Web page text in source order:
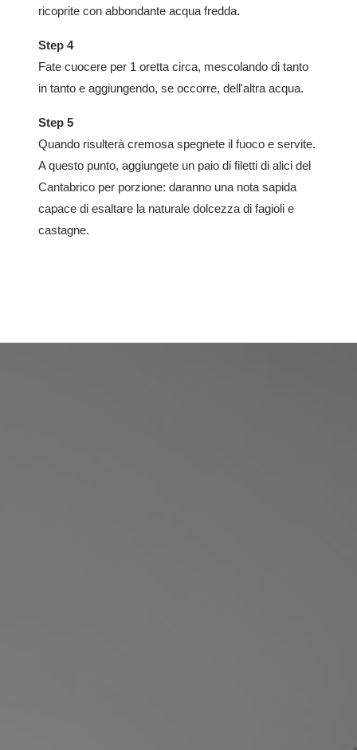
ricoprite con abbondante acqua fredda.
Step 4
Fate cuocere per 1 oretta circa, mescolando di tanto
in tanto e aggiungendo, se occorre, dell'altra acqua.
Step 5
Quando risulterà cremosa spegnete il fuoco e servite.
A questo punto, aggiungete un paio di filetti di alici del
Cantabrico per porzione: daranno una nota sapida
capace di esaltare la naturale dolcezza di fagioli e
castagne.